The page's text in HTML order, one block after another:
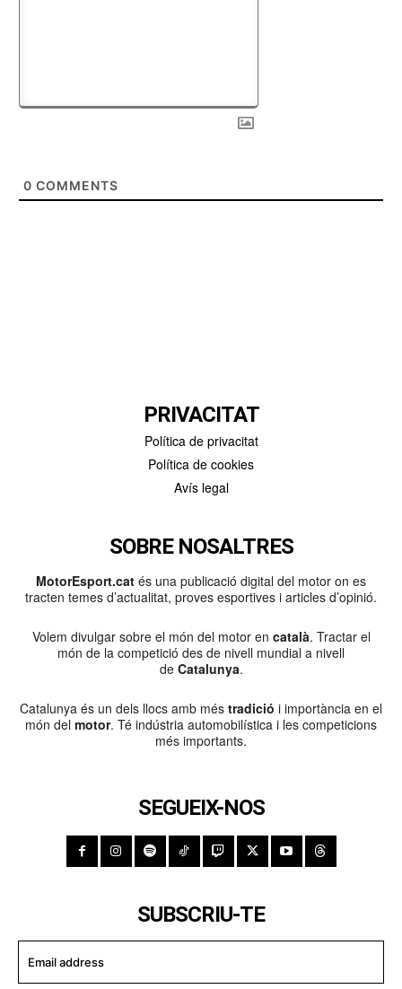
0 COMMENTS
PRIVACITAT
Política de privacitat
Política de cookies
Avís legal
SOBRE NOSALTRES
MotorEsport.cat és una publicació digital del motor on es
tracten temes d’actualitat, proves esportives i articles d’opinió.
Volem divulgar sobre el món del motor en català. Tractar el
món de la competició des de nivell mundial a nivell
de Catalunya.
Catalunya és un dels llocs amb més tradició i importància en el
món del motor. Té indústria automobilística i les competicions
més importants.
SEGUEIX-NOS
SUBSCRIU-TE